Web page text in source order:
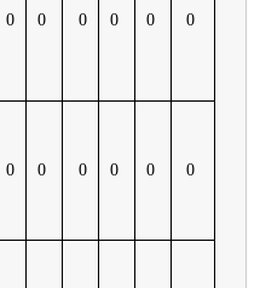
0 0 0 0 0 0
0 0 0 0 0 0